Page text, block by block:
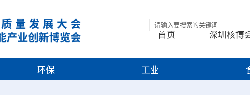
首页 深圳核博
环保 工业